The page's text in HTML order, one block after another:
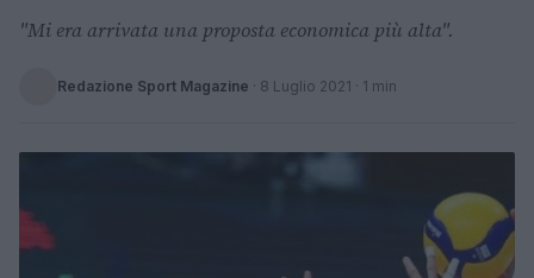
"Mi era arrivata una proposta economica più alta".
Redazione Sport Magazine · 8 Luglio 2021 · 1 min